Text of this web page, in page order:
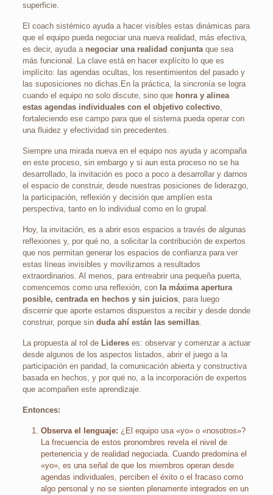
superficie.
El coach sistémico ayuda a hacer visibles estas dinámicas para
que el equipo pueda negociar una nueva realidad, más efectiva,
es decir, ayuda a negociar una realidad conjuntaque sea
más funcional. La clave está en hacer explícito lo que es
implícito: las agendas ocultas, los resentimientos del pasado y
las suposiciones no dichas.En la práctica, la sincronía se logra
cuando el equipo no solo discute, sino que honra y alinea
estas agendas individuales con el objetivo colectivo,
fortaleciendo ese campo para que el sistema pueda operar con
una fluidez y efectividad sin precedentes.
Siempre una mirada nueva en el equipo nos ayuda y acompaña
en este proceso, sin embargo y si aun esta proceso no se ha
desarrollado, la invitación es poco a poco a desarrollar y darnos
el espacio de construir, desde nuestras posiciones de liderazgo,
la participación, reflexión y decisión que amplíen esta
perspectiva, tanto en lo individual como en lo grupal.
Hoy, la invitación, es a abrir esos espacios a través de algunas
reflexiones y, por qué no, a solicitar la contribución de expertos
que nos permitan generar los espacios de confianza para ver
estas líneas invisibles y movilizarnos a resultados
extraordinarios. Al menos, para entreabrir una pequeña puerta,
comencemos como una reflexión, con la máxima apertura
posible, centrada en hechos y sin juicios, para luego
discernir que aporte estamos dispuestos a recibir y desde donde
construir, porque sin duda ahí están las semillas.
La propuesta al rol de Lidereses: observar y comenzar a actuar
desde algunos de los aspectos listados, abrir el juego a la
participación en paridad, la comunicación abierta y constructiva
basada en hechos, y por qué no, a la incorporación de expertos
que acompañen este aprendizaje.
Entonces:
Observa el lenguaje: ¿El equipo usa «yo» o «nosotros»?
La frecuencia de estos pronombres revela el nivel de
pertenencia y de realidad negociada. Cuando predomina el
«yo», es una señal de que los miembros operan desde
agendas individuales, perciben el éxito o el fracaso como
algo personal y no se sienten plenamente integrados en un